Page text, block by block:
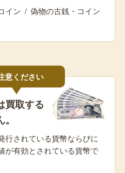
イン / 偽物の古銭・コイン
意ください
買取する
行されている貨幣ならびに
が有効とされている貨幣で